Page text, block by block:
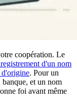
coopération. Le
d'un nom
d'origine. Pour un
et un nom
foi avant même